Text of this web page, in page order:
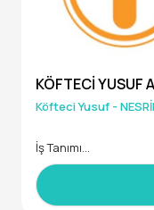
KÖFTECİ YUSUF
Köfteci Yusuf -
İş Tanımı
Türkiye çapında
Ş.’nin ANTALYA/